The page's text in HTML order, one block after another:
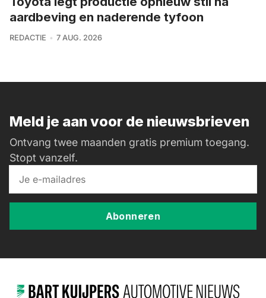
aardbeving en naderende tyfoon
REDACTIE 7 AUG. 2026
Meld je aan voor de nieuwsbrieven
Ontvang twee maanden gratis premium toegang.
Stopt vanzelf.
Abonneren